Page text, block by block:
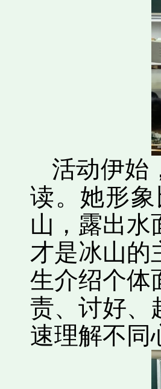
活动伊始
读。她形
山，露出水
才是冰山的
生介绍个体
责、讨好、
速理解不同